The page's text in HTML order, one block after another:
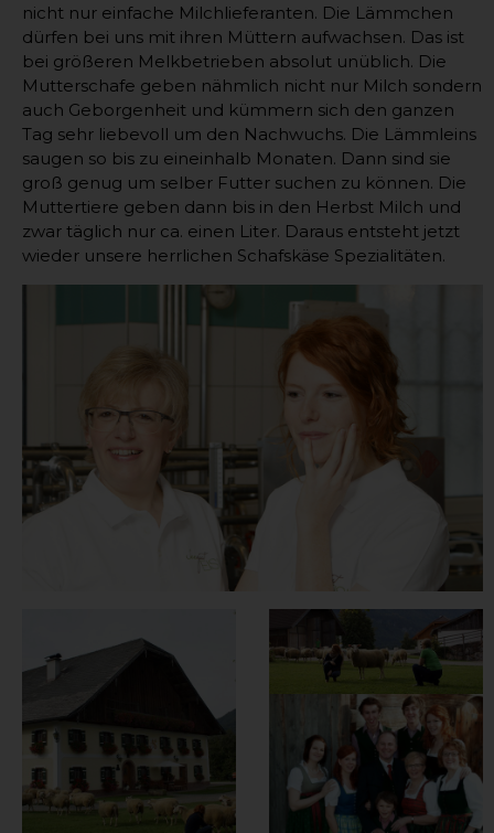
nicht nur einfache Milchlieferanten. Die Lämmchen
dürfen bei uns mit ihren Müttern aufwachsen. Das ist
bei größeren Melkbetrieben absolut unüblich. Die
Mutterschafe geben nähmlich nicht nur Milch sondern
auch Geborgenheit und kümmern sich den ganzen
Tag sehr liebevoll um den Nachwuchs. Die Lämmleins
saugen so bis zu eineinhalb Monaten. Dann sind sie
groß genug um selber Futter suchen zu können. Die
Muttertiere geben dann bis in den Herbst Milch und
zwar täglich nur ca. einen Liter. Daraus entsteht jetzt
wieder unsere herrlichen Schafskäse Spezialitäten.